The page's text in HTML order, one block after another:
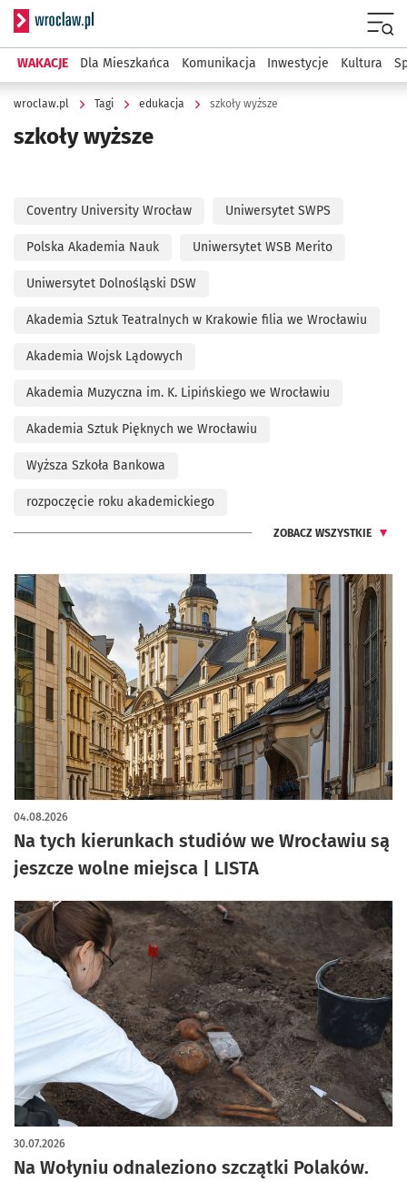
Serwis informacyjny wroclaw.pl
WAKACJE Dla Mieszkańca Komunikacja Inwestycje Kultura
wroclaw.pl Tagi edukacja szkoły wyższe
szkoły wyższe
Coventry University Wrocław Uniwersytet SWPS
Polska Akademia Nauk Uniwersytet WSB Merito
Uniwersytet Dolnośląski DSW
Akademia Sztuk Teatralnych w Krakowie filia we Wrocławiu
Akademia Wojsk Lądowych
Akademia Muzyczna im. K. Lipińskiego we Wrocławiu
Akademia Sztuk Pięknych we Wrocławiu
Wyższa Szkoła Bankowa
rozpoczęcie roku akademickiego
ZOBACZ WSZYSTKIE
Na tych kierunkach studiów we Wrocławiu są
jeszcze wolne miejsca | LISTA
04.08.2026
Na Wołyniu odnaleziono szczątki Polaków.
30.07.2026